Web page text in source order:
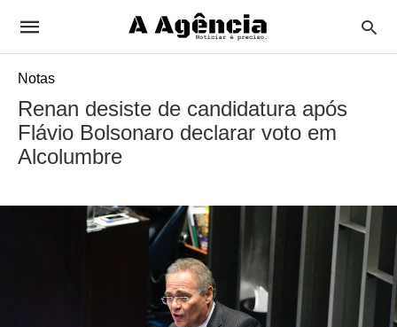
Notas
Renan desiste de candidatura após
Flávio Bolsonaro declarar voto em
Alcolumbre